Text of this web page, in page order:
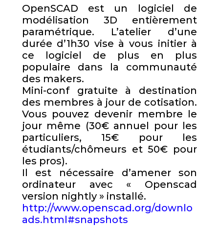
OpenSCAD est un logiciel de
modélisation 3D entièrement
paramétrique. L’atelier d’une
durée d’1h30 vise à vous initier à
ce logiciel de plus en plus
populaire dans la communauté
des makers.
Mini-conf gratuite à destination
des membres à jour de cotisation.
Vous pouvez devenir membre le
jour même (30€ annuel pour les
particuliers, 15€ pour les
étudiants/chômeurs et 50€ pour
les pros).
Il est nécessaire d’amener son
ordinateur avec « Openscad
version nightly » installé.
http://www.openscad.org/downlo
ads.html#snapshots